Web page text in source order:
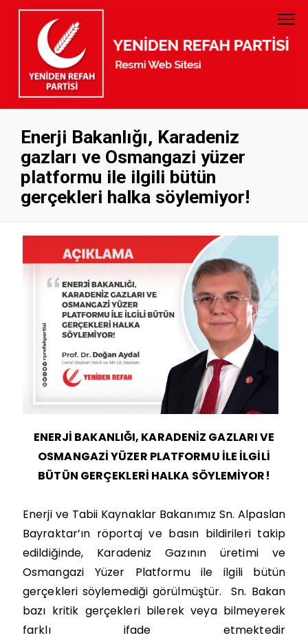
Enerji Bakanlığı, Karadeniz
gazları ve Osmangazi yüzer
platformu ile ilgili bütün
gerçekleri halka söylemiyor!
ENERJİ BAKANLIĞI, KARADENİZ GAZLARI VE
OSMANGAZİ YÜZER PLATFORMU İLE İLGİLİ
BÜTÜN GERÇEKLERİ HALKA SÖYLEMİYOR!
Enerji ve Tabii Kaynaklar Bakanımız Sn. Alpaslan
Bayraktar’ın röportaj ve basın bildirileri takip
edildiğinde, Karadeniz Gazının üretimi ve
Osmangazi Yüzer Platformu ile ilgili bütün
gerçekleri söylemediği görülmüştür.
Sn. Bakan
bazı kritik gerçekleri bilerek veya bilmeyerek
farklı ifade etmektedir
PARTİ TÜZÜĞÜ
PARTİ PROGRAMI
KURUMSAL KİMLİK
BANKA HESAP NUMARALARI
GENEL BAŞKAN
DİSİPLİN KURULU
KADIN KOLLARI
KURUCULAR KURULU
İL BAŞKANLARI